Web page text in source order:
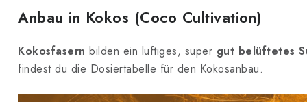
Anbau in Kokos (Coco Cultivation)
Kokosfasern bilden ein luftiges, super gut belüftetes
findest du die Dosiertabelle für den Kokosanbau.